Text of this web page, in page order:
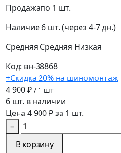
Продажапо 1 шт.
Наличие 6 шт. (через 4-7 дн.)
Средняя Средняя Низкая
Код: вн-38868
+Скидка 20% на шиномонтаж
4 900 ₽ / 1 шт
6 шт. в наличии
Цена 4 900 ₽ за 1 шт.
−
В корзину